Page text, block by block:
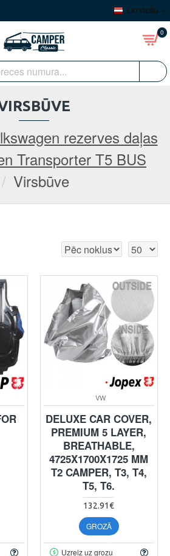
LATVIEŠU
0
rezerves daļas
Transporter T5 BUS
Virsbūve
VW
DELUXE CAR COVER,
PREMIUM 5 LAYER,
BREATHABLE,
4725X1700X1725 MM
T2 CAMPER, T3, T4,
T5, T6.
132.91€
GROZĀ
Uzreiz uz grozu